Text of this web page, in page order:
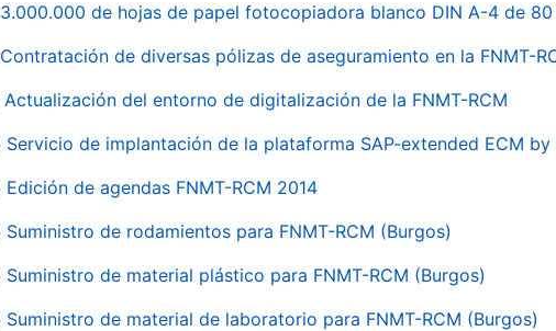
3.000.000 de hojas de papel fotocopiadora blanco DIN A-4 de 80
Contratación de diversas pólizas de aseguramiento en la FNMT-
Actualización del entorno de digitalización de la FNMT-RCM
Servicio de implantación de la plataforma SAP-extended ECM by
Edición de agendas FNMT-RCM 2014
Suministro de rodamientos para FNMT-RCM (Burgos)
Suministro de material plástico para FNMT-RCM (Burgos)
Suministro de material de laboratorio para FNMT-RCM (Burgos)